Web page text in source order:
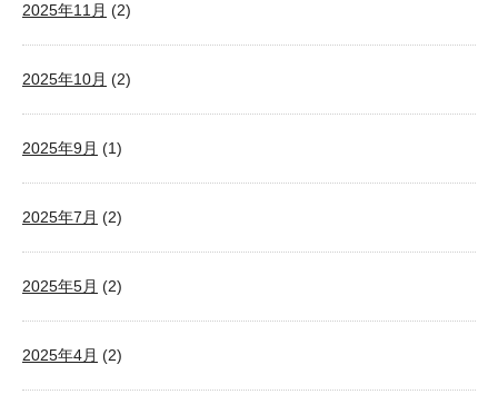
2025年11月 (2)
2025年10月 (2)
2025年9月 (1)
2025年7月 (2)
2025年5月 (2)
2025年4月 (2)